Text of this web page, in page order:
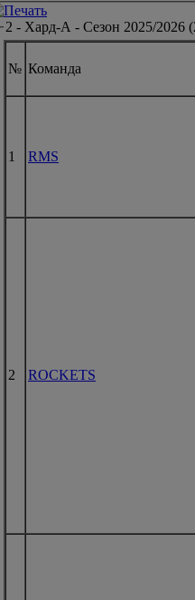
2 - Хард-А - Сезон 2025/2026
№ Команда
1 RMS
2 ROCKETS